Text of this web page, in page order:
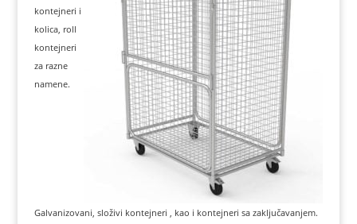
kontejneri i
kolica, roll
kontejneri
za razne
namene.
Galvanizovani, složivi kontejneri , kao i kontejneri sa zaključavanjem.